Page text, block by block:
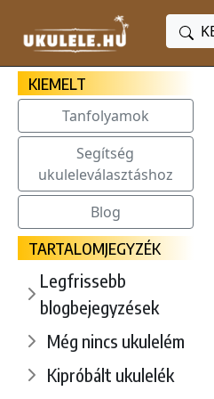
KIEMELT
Tanfolyamok
Segítség
ukuleleválasztáshoz
Blog
TARTALOMJEGYZÉK
Legfrissebb
blogbejegyzések
Még nincs ukulelém
Kipróbált ukulelék